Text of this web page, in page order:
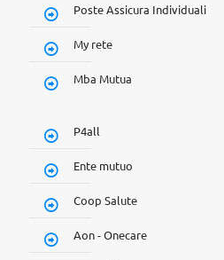
Poste Assicura Individuali
My rete
Mba Mutua
P4all
Ente mutuo
Coop Salute
Aon - Onecare